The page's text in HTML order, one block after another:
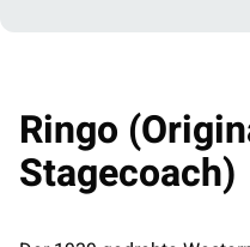
Ringo
Stagecoach)